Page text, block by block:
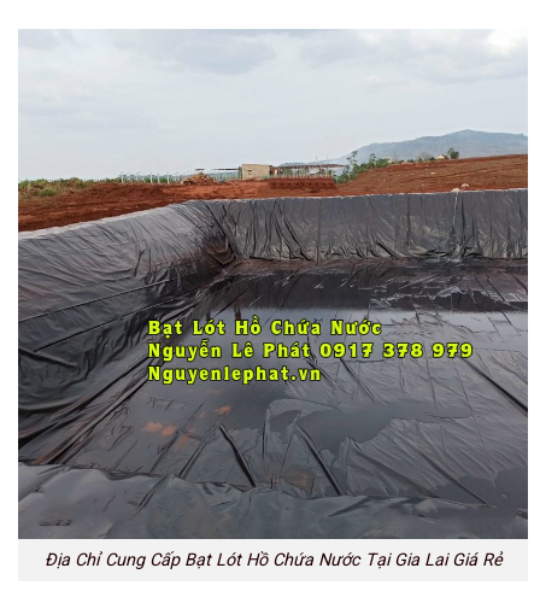
Địa Chỉ Cung Cấp Bạt Lót Hồ Chứa Nước Tại Gia Lai Giá Rẻ